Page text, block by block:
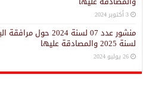
3 أكتوبر 2024
منشور عدد 07 لسنة
لسنة 2025 والمصادقة عليها
26 يوليو 2024